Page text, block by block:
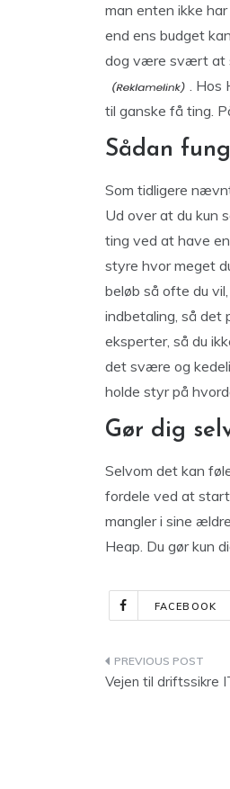
man enten ikke
end ens budget
dog være svært at
. Hos
til ganske få ting.
Sådan
Som tidligere
Ud over at du kun
ting ved at have
styre hvor meget
beløb så ofte du
indbetaling, så det
eksperter, så du
det svære og
holde styr på
Gør dig
Selvom det kan
fordele ved at
mangler i sine
Heap. Du gør kun
FACEBOOK
Vejen til driftssikre